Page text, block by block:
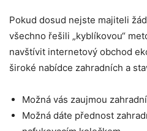
Pokud dosud nejste majiteli
všechno řešili „kyblíkovou“
navštívit internetový obchod
široké nabídce zahradních a
Možná vás zaujmou
Možná dáte přednost